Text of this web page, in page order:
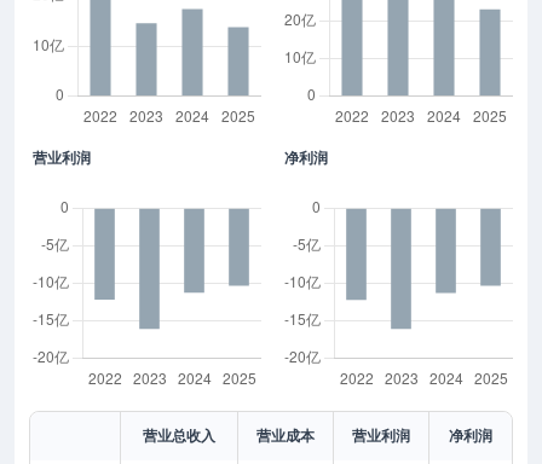
营业利润 净利润
营业总收入 营业成本 营业利润 净利润